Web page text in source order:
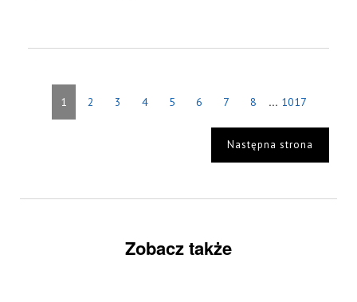
1 2 3 4 5 6 7 8 ... 1017
Następna strona
Zobacz także